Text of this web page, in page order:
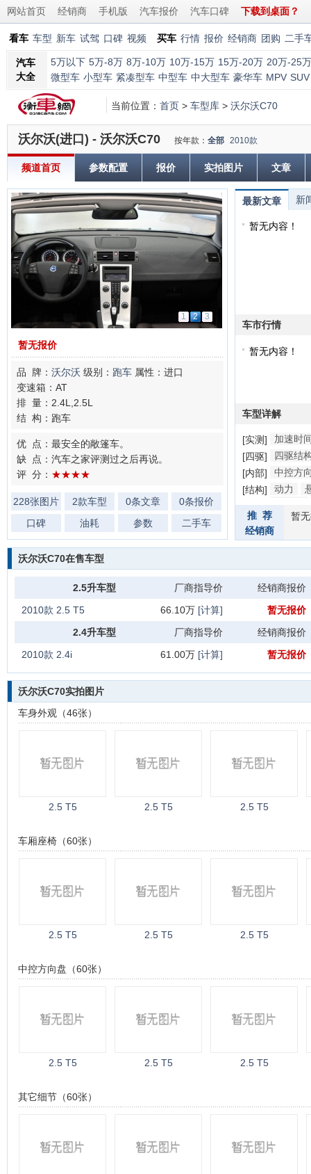
网站首页 经销商 手机版 汽车报价 汽车口碑 下载到桌面？
看车 车型 新车 试驾 口碑 视频 买车 行情 报价 经销商 团购 二手
汽车
大全
5万以下 5万-8万 8万-10万 10万-15万 15万-20万 20万-25万
微型车 小型车 紧凑型车 中型车 中大型车 豪华车 MPV SUV
当前位置： 首页 > 车型库 > 沃尔沃C70
沃尔沃(进口) - 沃尔沃C70 按年款： 全部 2010款
频道首页 参数配置 报价 实拍图片 文章
1 2 3
暂无报价
品 牌： 沃尔沃 级别： 跑车 属性：进口
变速箱：AT
排 量：2.4L,2.5L
结 构：跑车
优 点：最安全的敞篷车。
缺 点：汽车之家评测过之后再说。
评 分： ★★★★
228张图片 2款车型 0条文章
0条报价
口碑
油耗 参数 二手车
最新文章 新
暂无内容！
车市行情
暂无内容！
车型详解
[实测]
加速时
[四驱]
四驱结
[内部]
中控方
[结构]
动力
推 荐
经销商
暂
沃尔沃C70在售车型
2.5升车型 厂商指导价
经销商报价
2010款 2.5 T5
66.10万 [计算]
暂无报价
2.4升车型
厂商指导价
经销商报价
2010款 2.4i
61.00万 [计算] 暂无报价
沃尔沃C70实拍图片
车身外观（46张）
2.5 T5 2.5 T5 2.5 T5
车厢座椅（60张）
2.5 T5 2.5 T5 2.5 T5
中控方向盘（60张）
2.5 T5 2.5 T5 2.5 T5
其它细节（60张）